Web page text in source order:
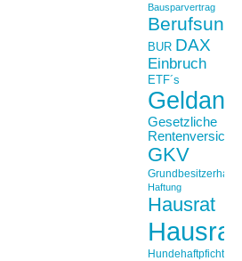
Bausparvertrag
BUR DAX
Einbruch
ETF´s
Gesetzliche
GKV
Haftung
Hausrat
Hundehaftpficht